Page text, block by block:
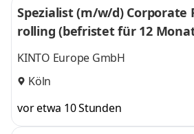
Spezialist (m/w/d) Corporate
rolling (befristet für 12
KINTO Europe GmbH
Köln
vor etwa 10 Stunden